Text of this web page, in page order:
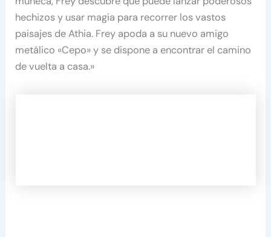
hechizos y usar magia para recorrer los vastos
paisajes de Athia. Frey apoda a su nuevo amigo
metálico «Cepo» y se dispone a encontrar el camino
de vuelta a casa.»